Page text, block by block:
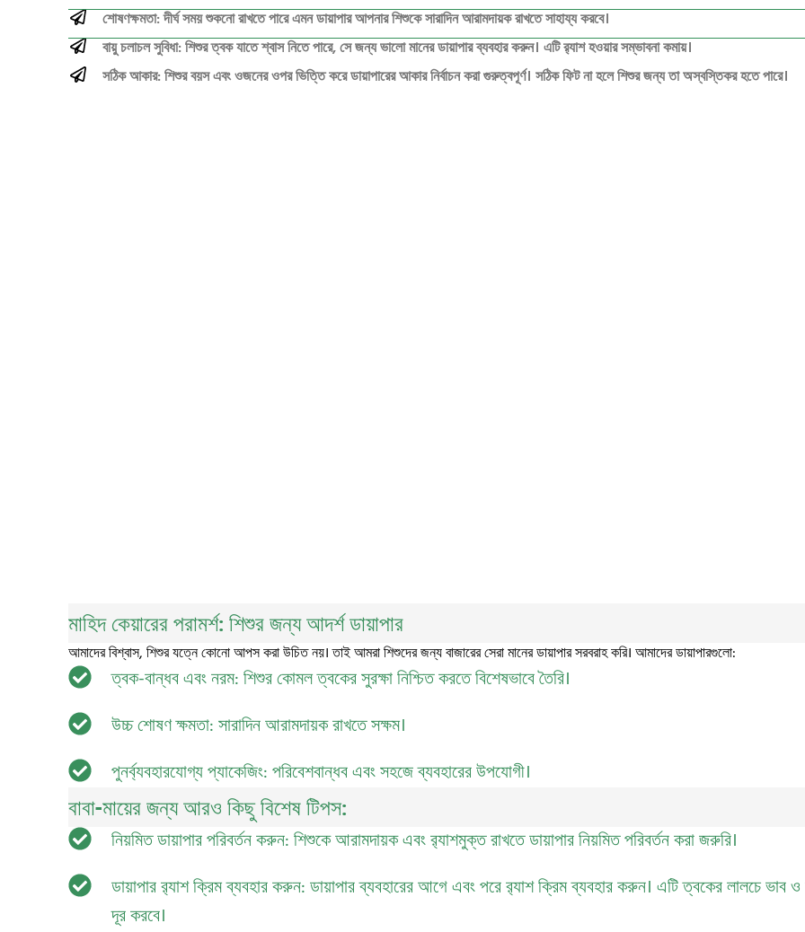
শোষণক্ষমতা: দীর্ঘ সময় শুকনো রাখতে পারে এমন ডায়াপার আপনার শিশুকে সারাদিন আরামদায়ক রাখতে সাহায্য করবে।
বায়ু চলাচল সুবিধা: শিশুর ত্বক যাতে শ্বাস নিতে পারে, সে জন্য ভালো মানের ডায়াপার ব্যবহার করুন। এটি র‌্যাশ হওয়ার সম্ভাবনা কমায়।
সঠিক আকার: শিশুর বয়স এবং ওজনের ওপর ভিত্তি করে ডায়াপারের আকার নির্বাচন করা গুরুত্বপূর্ণ। সঠিক ফিট না হলে শিশুর জন্য তা অস্বস্তিকর হতে পারে।
মাহিদ কেয়ারের পরামর্শ: শিশুর জন্য আদর্শ ডায়াপার
আমাদের বিশ্বাস, শিশুর যত্নে কোনো আপস করা উচিত নয়। তাই আমরা শিশুদের জন্য বাজারের সেরা মানের ডায়াপার সরবরাহ করি। আমাদের ডায়াপারগুলো:
ত্বক-বান্ধব এবং নরম: শিশুর কোমল ত্বকের সুরক্ষা নিশ্চিত করতে বিশেষভাবে তৈরি।
উচ্চ শোষণ ক্ষমতা: সারাদিন আরামদায়ক রাখতে সক্ষম।
পুনর্ব্যবহারযোগ্য প্যাকেজিং: পরিবেশবান্ধব এবং সহজে ব্যবহারের উপযোগী।
বাবা-মায়ের জন্য আরও কিছু বিশেষ টিপস:
নিয়মিত ডায়াপার পরিবর্তন করুন: শিশুকে আরামদায়ক এবং র‌্যাশমুক্ত রাখতে ডায়াপার নিয়মিত পরিবর্তন করা জরুরি।
ডায়াপার র‌্যাশ ক্রিম ব্যবহার করুন: ডায়াপার ব্যবহারের আগে এবং পরে র‌্যাশ ক্রিম ব্যবহার করুন। এটি ত্বকের লালচে ভাব
দূর করবে।